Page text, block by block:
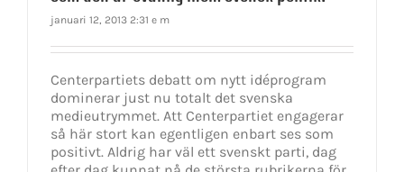
januari 12, 2013 2:31 e m
Centerpartiets debatt om nytt idéprogram
dominerar just nu totalt det svenska
medieutrymmet. Att Centerpartiet engagerar
så här stort kan egentligen enbart ses som
positivt. Aldrig har väl ett svenskt parti, dag